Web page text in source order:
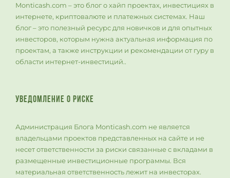
Monticash.com – это блог о хайп проектах, инвестициях в
интернете, криптовалюте и платежных системах. Наш
блог – это полезный ресурс для новичков и для опытных
инвесторов, которым нужна актуальная информация по
проектам, а также инструкции и рекомендации от гуру в
области интернет-инвестиций..
УВЕДОМЛЕНИЕ О РИСКЕ
Администрация Блога Monticash.com не является
владельцами проектов представленных на сайте и не
несет ответственности за риски связанные с вкладами в
размещенные инвестиционные программы. Вся
материальная ответственность лежит на инвесторах.